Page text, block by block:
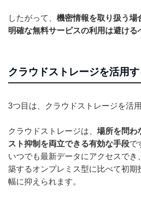
したがって、 機密情報を取り扱う場
明確な無料サービスの利用は避ける
クラウドストレージを活用
3つ目は、クラウドストレージを活
クラウドストレージは、 場所を問わ
スト抑制を両立できる有効な手段で
いつでも最新データにアクセスでき
築するオンプレミス型に比べて初期
幅に抑えられます。